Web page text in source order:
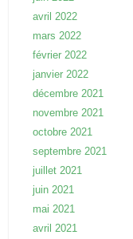
avril 2022
mars 2022
février 2022
janvier 2022
décembre 2021
novembre 2021
octobre 2021
septembre 2021
juillet 2021
juin 2021
mai 2021
avril 2021